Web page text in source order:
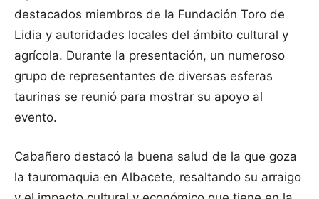
destacados miembros de la Fundación Toro de
Lidia y autoridades locales del ámbito cultural y
agrícola. Durante la presentación, un numeroso
grupo de representantes de diversas esferas
taurinas se reunió para mostrar su apoyo al
evento.
Cabañero destacó la buena salud de la que goza
la tauromaquia en Albacete, resaltando su arraigo